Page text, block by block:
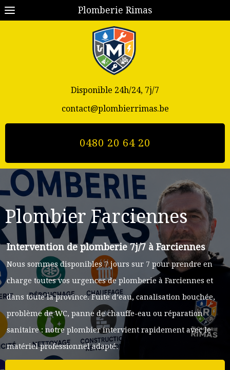
Plomberie Rimas
Disponible 24h/24, 7j/7
contact@plombierrimas.be
0480 20 64 20
Plombier Farciennes
Intervention de plomberie 7j/7 à Farciennes
Nous sommes disponibles 7 jours sur 7 pour prendre en
charge toutes vos urgences de plomberie à Farciennes et
dans toute la province. Fuite d’eau, canalisation bouchée,
problème de WC, panne de chauffe-eau ou réparation
sanitaire : notre plombier intervient rapidement avec le
matériel professionnel adapté.